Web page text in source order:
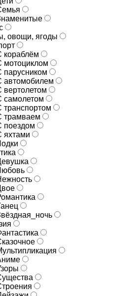
овощи, ягоды
кораблём
мотоциклом
парусником
автомобилем
вертолетом
самолетом
транспортом
трамваем
поездом
яхтами